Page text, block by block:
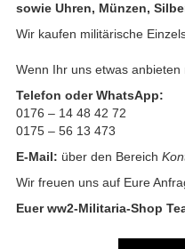
sowie Uhren, Münzen,
Wir kaufen militärische
Wenn Ihr uns etwas anbieten
Telefon oder WhatsApp:
0176 – 14 48 42 72
0175 – 56 13 473
E-Mail: über den Bereich
Wir freuen uns auf Eure
Euer ww2-Militaria-Shop